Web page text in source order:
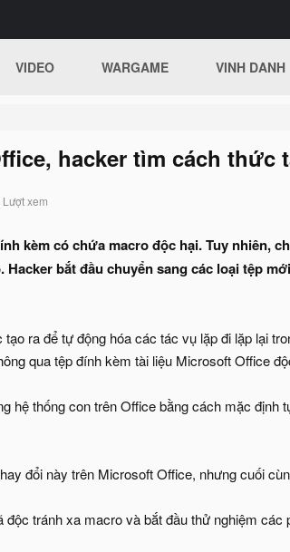
VIDEO WARGAME VINH DANH
hacker tìm cách thức
xem
kèm có chứa macro độc hại. Tuy nhiên,
bắt đầu chuyển sang các loại tệp
ra để tự động hóa các tác vụ lặp đi lặp lại
qua tệp đính kèm tài liệu Microsoft Office
hệ thống con trên Office bằng cách mặc
đổi này trên Microsoft Office, nhưng cuối
tránh xa macro và bắt đầu thử nghiệm